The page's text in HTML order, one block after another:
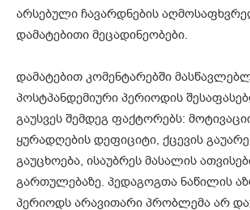
არსებული ჩავარდნების
დამატებითი მეცადინეობები.
დამატებით კომენტარებში
პოსტპანდემიური პერიოდის
გაუსვეს შემდეგ ფაქტორებს:
ყურადღების დეფიციტი, ქცევის
გაუცხოება, ისაუბრეს მასალის
გართულებაზე. პედაგოგთა ნაწილის
პერიოდს არავითარი პრობლემა არ